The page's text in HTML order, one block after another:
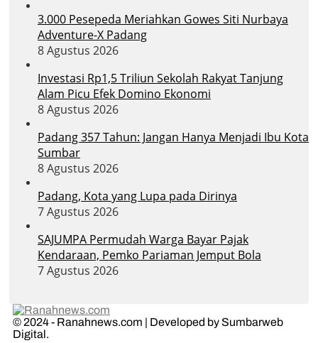
3.000 Pesepeda Meriahkan Gowes Siti Nurbaya
Adventure-X Padang
8 Agustus 2026
Investasi Rp1,5 Triliun Sekolah Rakyat Tanjung
Alam Picu Efek Domino Ekonomi
8 Agustus 2026
Padang 357 Tahun: Jangan Hanya Menjadi Ibu Kota
Sumbar
8 Agustus 2026
Padang, Kota yang Lupa pada Dirinya
7 Agustus 2026
SAJUMPA Permudah Warga Bayar Pajak
Kendaraan, Pemko Pariaman Jemput Bola
7 Agustus 2026
© 2024 - Ranahnews.com | Developed by Sumbarweb
Digital.